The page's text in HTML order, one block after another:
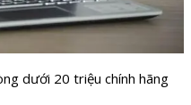
dưới 20 triệu chính hãng